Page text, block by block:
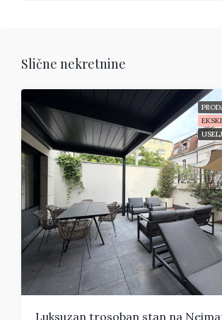
Slične nekretnine
Luksuzan trosoban stan na